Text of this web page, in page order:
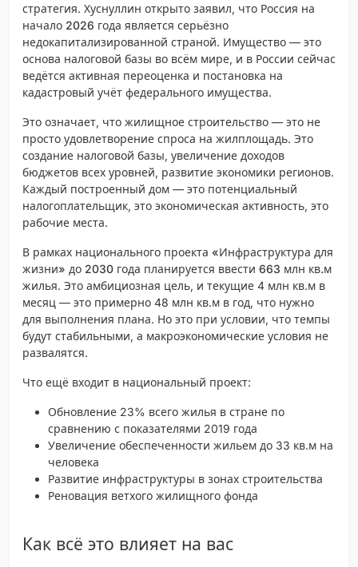
стратегия. Хуснуллин открыто заявил, что Россия на
начало 2026 года является серьёзно
недокапитализированной страной. Имущество — это
основа налоговой базы во всём мире, и в России сейчас
ведётся активная переоценка и постановка на
кадастровый учёт федерального имущества.
Это означает, что жилищное строительство — это не
просто удовлетворение спроса на жилплощадь. Это
создание налоговой базы, увеличение доходов
бюджетов всех уровней, развитие экономики регионов.
Каждый построенный дом — это потенциальный
налогоплательщик, это экономическая активность, это
рабочие места.
В рамках национального проекта «Инфраструктура для
жизни» до 2030 года планируется ввести 663 млн кв.м
жилья. Это амбициозная цель, и текущие 4 млн кв.м в
месяц — это примерно 48 млн кв.м в год, что нужно
для выполнения плана. Но это при условии, что темпы
будут стабильными, а макроэкономические условия не
развалятся.
Что ещё входит в национальный проект:
Обновление 23% всего жилья в стране по
сравнению с показателями 2019 года
Увеличение обеспеченности жильем до 33 кв.м на
человека
Развитие инфраструктуры в зонах строительства
Реновация ветхого жилищного фонда
Как всё это влияет на вас